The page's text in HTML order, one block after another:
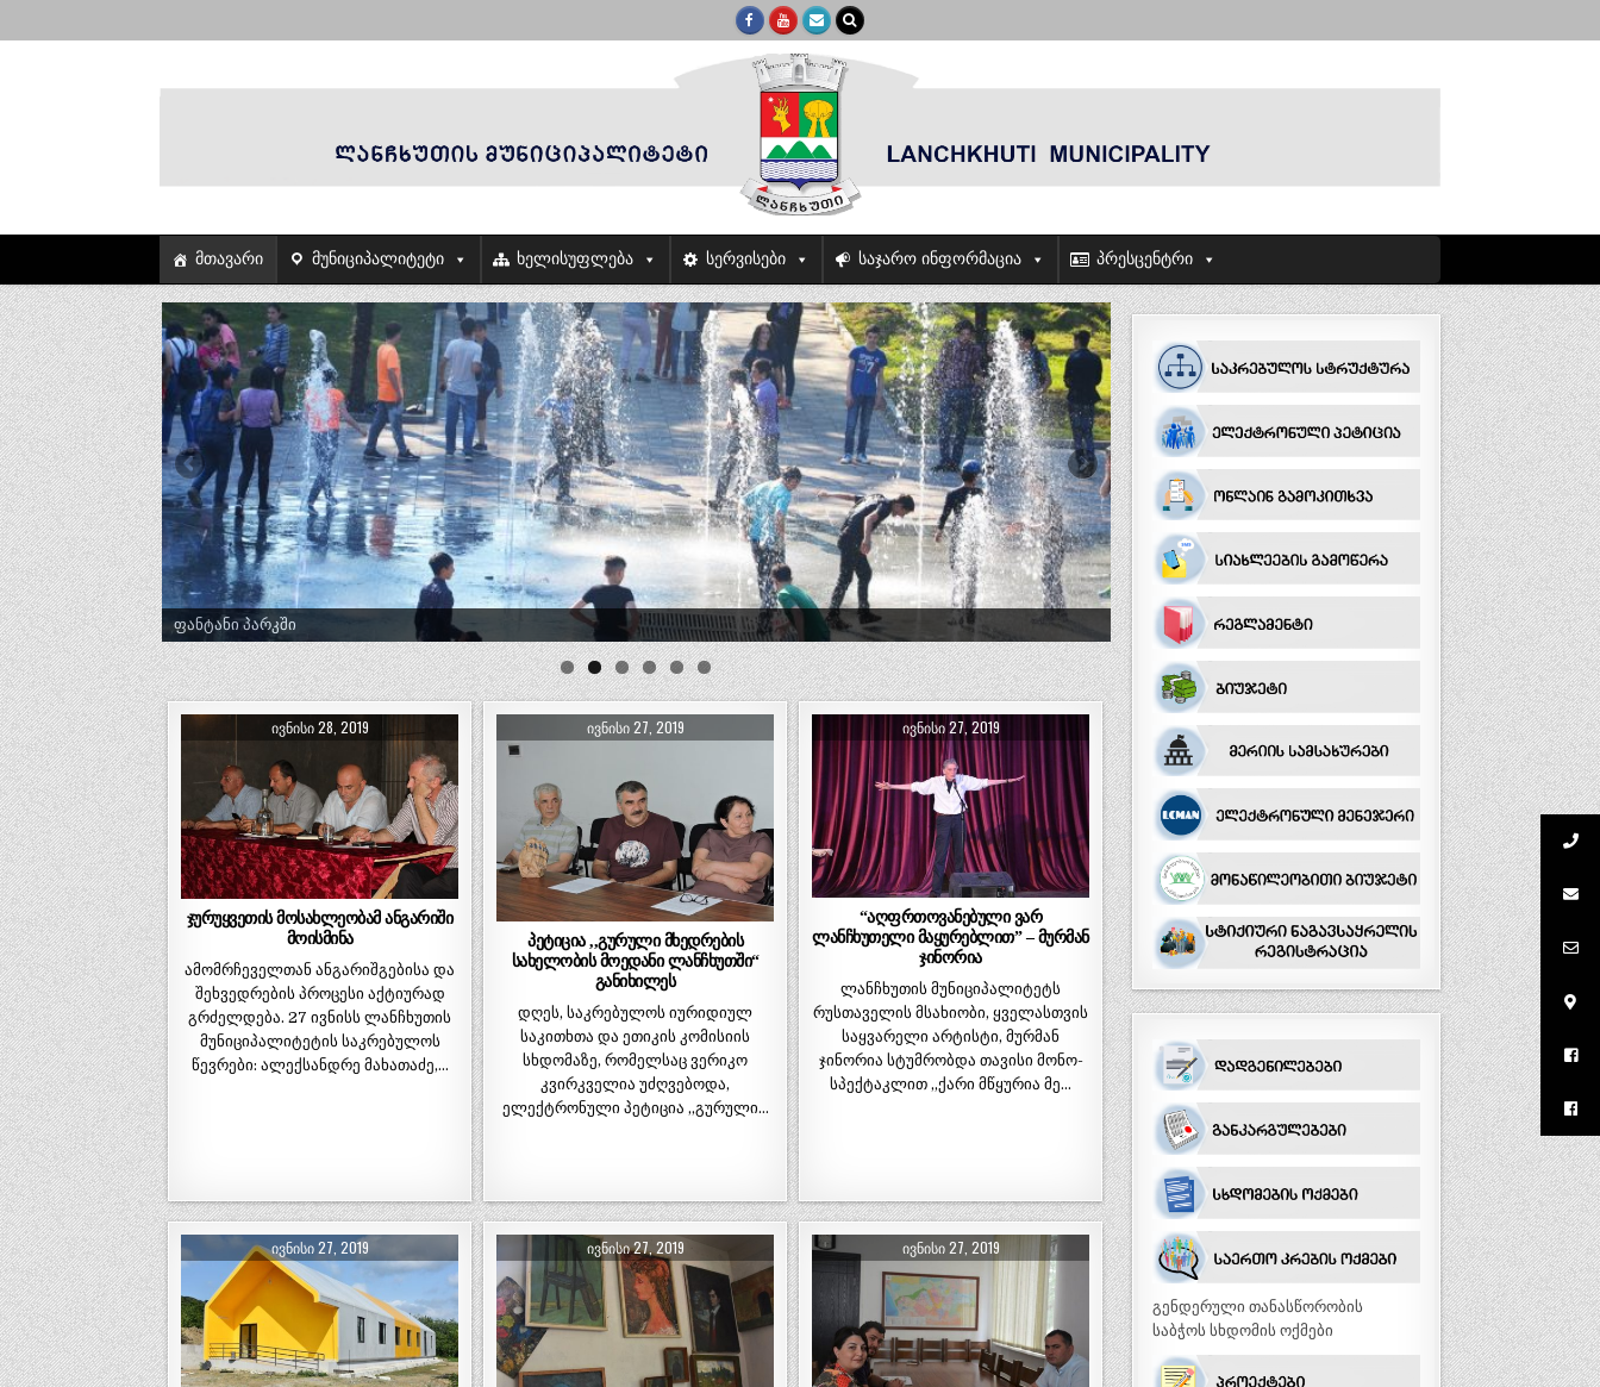
მთავარი მუნიციპალიტეტი ხელისუფლება სერვისები საჯარო ინფორმაცია პრესცენტრი
ფანტანი პარკში
ტრადიციული ლელობურთი შუხუთში
ᲘᲕᲜᲘᲡᲘ 28, 2019
ჯურუყვეთის მოსახლეობამ ანგარიში
მოისმინა
ამომრჩეველთან ანგარიშგებისა და
შეხვედრების პროცესი აქტიურად
გრძელდება. 27 ივნისს ლანჩხუთის
მუნიციპალიტეტის საკრებულოს
წევრები: ალექსანდრე მახათაძე,…
ᲘᲕᲜᲘᲡᲘ 27, 2019
პეტიცია ,,გურული მხედრების
სახელობის მოედანი ლანჩხუთში“
განიხილეს
დღეს, საკრებულოს იურიდიულ
საკითხთა და ეთიკის კომისიის
სხდომაზე, რომელსაც ვერიკო
კვირკველია უძღვებოდა,
ელექტრონული პეტიცია ,,გურული…
ᲘᲕᲜᲘᲡᲘ 27, 2019
“აღფრთოვანებული ვარ
ლანჩხუთელი მაყურებლით” – მურმან
ჯინორია
ლანჩხუთის მუნიციპალიტეტს
რუსთაველის მსახიობი, ყველასთვის
საყვარელი არტისტი, მურმან
ჯინორია სტუმრობდა თავისი მონო-
სპექტაკლით „ქარი მწყურია მე…
ᲘᲕᲜᲘᲡᲘ 27, 2019 ᲘᲕᲜᲘᲡᲘ 27, 2019 ᲘᲕᲜᲘᲡᲘ 27, 2019
გენდერული თანასწორობის
საბჭოს სხდომის ოქმები